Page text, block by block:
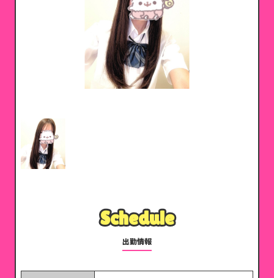
Schedule
Schedule
出勤情報